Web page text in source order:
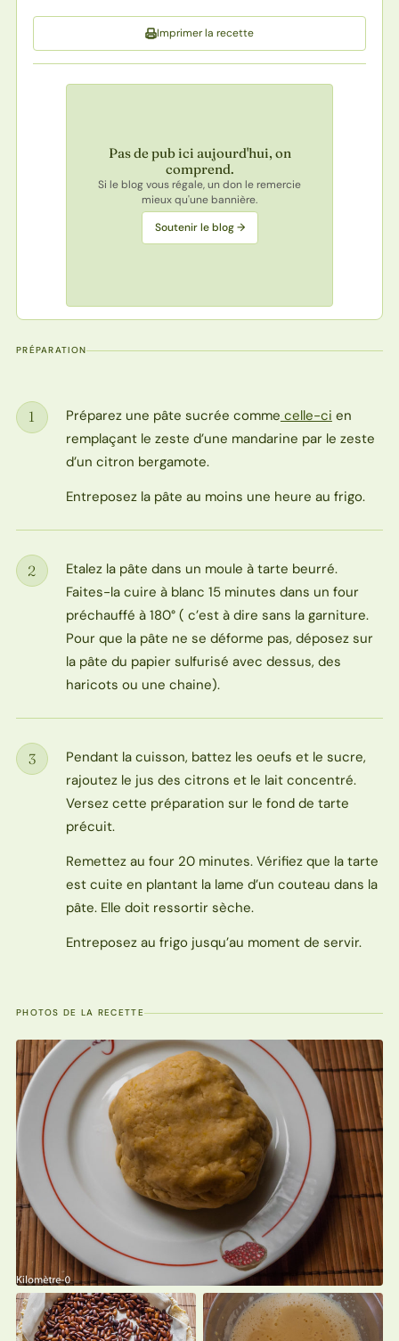
Imprimer la recette
Pas de pub ici aujourd'hui, on
comprend.
Si le blog vous régale, un don le remercie
mieux qu'une bannière.
Soutenir le blog →
PRÉPARATION
Étape
1 Préparez une pâte sucrée comme celle-ci en
remplaçant le zeste d’une mandarine par le zeste
d’un citron bergamote.
Entreposez la pâte au moins une heure au frigo.
Étape
2
Etalez la pâte dans un moule à tarte beurré.
Faites-la cuire à blanc 15 minutes dans un four
préchauffé à 180° ( c’est à dire sans la garniture.
Pour que la pâte ne se déforme pas, déposez sur
la pâte du papier sulfurisé avec dessus, des
haricots ou une chaine).
Étape
3
Pendant la cuisson, battez les oeufs et le sucre,
rajoutez le jus des citrons et le lait concentré.
Versez cette préparation sur le fond de tarte
précuit.
Remettez au four 20 minutes. Vérifiez que la tarte
est cuite en plantant la lame d’un couteau dans la
pâte. Elle doit ressortir sèche.
Entreposez au frigo jusqu’au moment de servir.
PHOTOS DE LA RECETTE